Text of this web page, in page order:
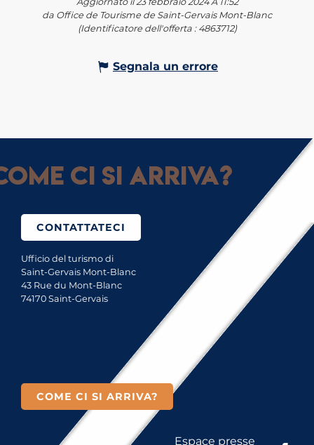
da Office de Tourisme de Saint-Gervais Mont-Blanc
(Identificatore dell'offerta : 4863712)
Segnala un errore
ci si arriva?
CONTATTATECI
Ufficio del turismo di
Saint-Gervais Mont-Blanc
43 Rue du Mont-Blanc
74170 Saint-Gervais
COME CI SI ARRIVA?
Espace presse